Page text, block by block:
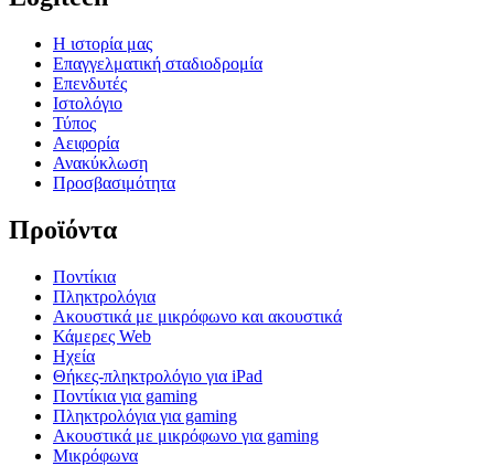
Η ιστορία μας
Επαγγελματική σταδιοδρομία
Επενδυτές
Ιστολόγιο
Τύπος
Αειφορία
Ανακύκλωση
Προσβασιμότητα
Προϊόντα
Ποντίκια
Πληκτρολόγια
Ακουστικά με μικρόφωνο και ακουστικά
Κάμερες Web
Ηχεία
Θήκες-πληκτρολόγιο για iPad
Ποντίκια για gaming
Πληκτρολόγια για gaming
Ακουστικά με μικρόφωνο για gaming
Μικρόφωνα